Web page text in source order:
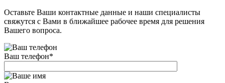
Оставьте Ваши контактные данные и наши специалисты
свяжутся с Вами в ближайшее рабочее время для решения
Вашего вопроса.
Ваш телефон*